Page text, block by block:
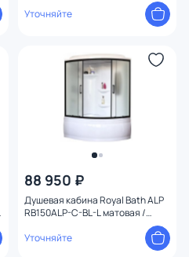
Уточняйте
88 950 ₽
Душевая кабина Royal Bath ALP
RB150ALP-C-BL-L матовая /
Уточняйте